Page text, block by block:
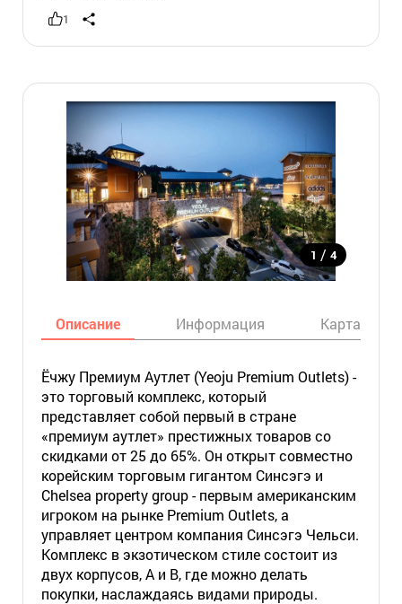
1
1 / 4
Описание Информация Карта
Ёчжу Премиум Аутлет (Yeoju Premium Outlets) -
это торговый комплекс, который
представляет собой первый в стране
«премиум аутлет» престижных товаров со
скидками от 25 до 65%. Он открыт совместно
корейским торговым гигантом Синсэгэ и
Chelsea property group - первым американским
игроком на рынке Premium Outlets, а
управляет центром компания Синсэгэ Чельси.
Комплекс в экзотическом стиле состоит из
двух корпусов, А и В, где можно делать
покупки, наслаждаясь видами природы.